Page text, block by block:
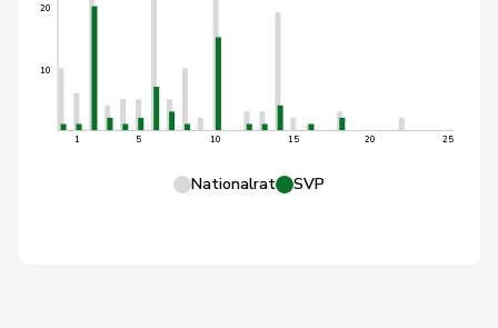
10
20
1 5 10 15 20 25
Nationalrat SVP